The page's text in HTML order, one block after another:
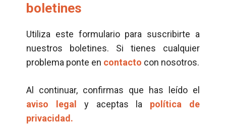
boletines
Utiliza este formulario para suscribirte a
nuestros boletines. Si tienes cualquier
problema ponte en contacto con nosotros.
Al continuar, confirmas que has leído el
aviso legal
y aceptas la política de
privacidad.